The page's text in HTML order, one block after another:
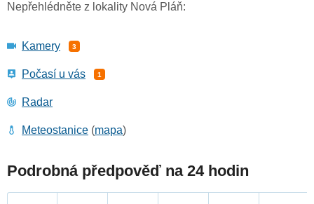
Nepřehlédněte z lokality Nová Pláň:
Kamery 3
Počasí u vás 1
Radar
Meteostanice (mapa)
Podrobná předpověď na 24 hodin